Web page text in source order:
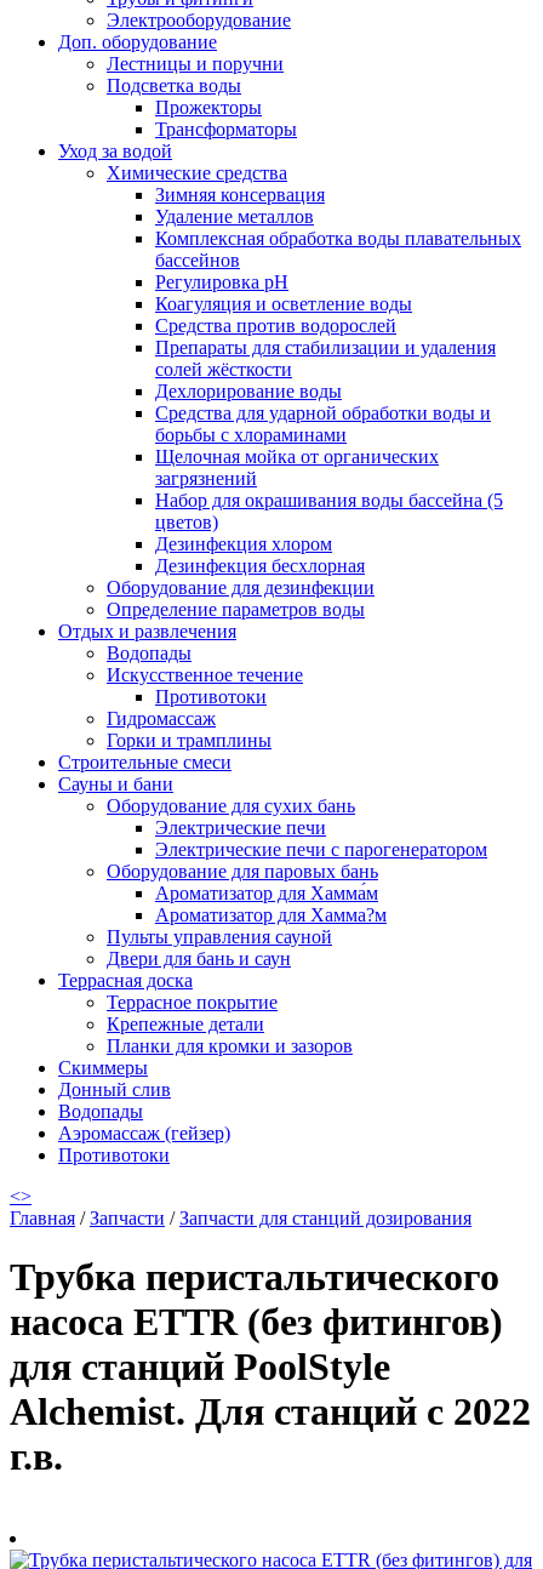
Электрооборудование
Доп. оборудование
Лестницы и поручни
Подсветка воды
Прожекторы
Трансформаторы
Уход за водой
Химические средства
Зимняя консервация
Удаление металлов
Комплексная обработка воды плавательных
бассейнов
Регулировка рH
Коагуляция и осветление воды
Средства против водорослей
Препараты для стабилизации и удаления
солей жёсткости
Дехлорирование воды
Средства для ударной обработки воды и
борьбы с хлораминами
Щелочная мойка от органических
загрязнений
Набор для окрашивания воды бассейна (5
цветов)
Дезинфекция хлором
Дезинфекция бесхлорная
Оборудование для дезинфекции
Определение параметров воды
Отдых и развлечения
Водопады
Искусственное течение
Противотоки
Гидромассаж
Горки и трамплины
Строительные смеси
Сауны и бани
Оборудование для сухих бань
Электрические печи
Электрические печи с парогенератором
Оборудование для паровых бань
Ароматизатор для Хамма́м
Ароматизатор для Хамма?м
Пульты управления сауной
Двери для бань и саун
Террасная доска
Террасное покрытие
Крепежные детали
Планки для кромки и зазоров
Скиммеры
Донный слив
Водопады
Аэромассаж (гейзер)
Противотоки
<>
Главная /Запчасти /Запчасти для станций дозирования
Трубка перистальтического
насоса ETTR (без фитингов)
для станций PoolStyle
Alchemist. Для станций с 2022
г.в.